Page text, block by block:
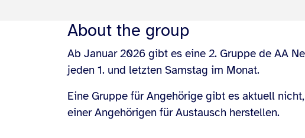
About the group
Ab Januar 2026 gibt es eine 2. Gruppe de AA
jeden 1. und letzten Samstag im Monat.
Eine Gruppe für Angehörige gibt es aktuell
einer Angehörigen für Austausch herstellen.